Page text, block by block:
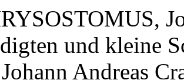
und kleine
Andreas